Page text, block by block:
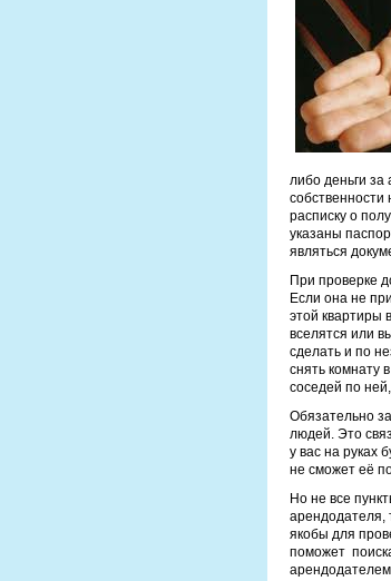
либо деньги
собственности
расписку о
указаны
являться
При проверке
Если она не
этой квартиры
вселятся или
сделать и по
снять комнату
соседей по
Обязательно
людей. Это
у вас на руках
не сможет её
Но не все
арендодателя,
якобы для
поможет